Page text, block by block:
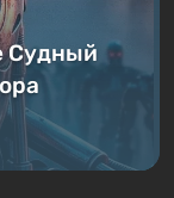
Судный